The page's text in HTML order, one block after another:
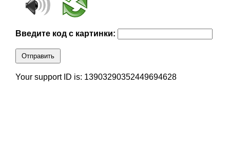
Введите код с картинки:
Отправить
Your support ID is: 13903290352449694628